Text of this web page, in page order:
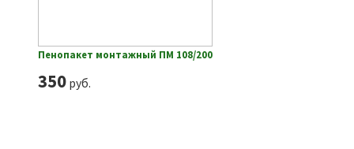
Пенопакет монтажный ПМ 108/200
350руб.